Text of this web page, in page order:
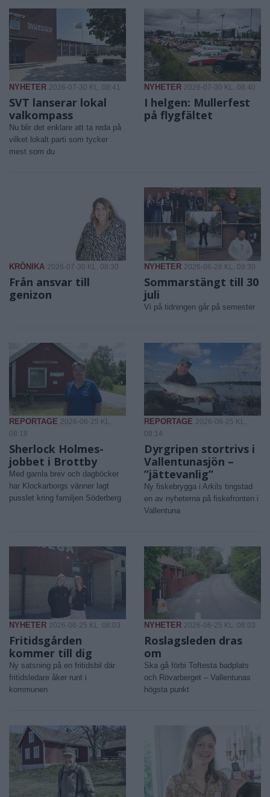
NYHETER 2026-07-30 KL. 08:41
SVT lanserar lokal
valkompass
Nu blir det enklare att ta reda på
vilket lokalt parti som tycker
mest som du
NYHETER 2026-07-30 KL. 08:40
I helgen: Mullerfest
på flygfältet
KRÖNIKA 2026-07-30 KL. 08:30
Från ansvar till
genizon
NYHETER 2026-06-26 KL. 09:30
Sommarstängt till 30
juli
Vi på tidningen går på semester
REPORTAGE 2026-06-25 KL.
08:18
Sherlock Holmes-
jobbet i Brottby
Med gamla brev och dagböcker
har Klockarborgs vänner lagt
pusslet kring familjen Söderberg
REPORTAGE 2026-06-25 KL.
08:14
Dyrgripen stortrivs i
Vallentunasjön –
”jättevanlig”
Ny fiskebrygga i Arkils tingstad
en av nyheterna på fiskefronten i
Vallentuna
NYHETER 2026-06-25 KL. 08:03
Fritidsgården
kommer till dig
Ny satsning på en fritidsbil där
fritidsledare åker runt i
kommunen
NYHETER 2026-06-25 KL. 08:03
Roslagsleden dras
om
Ska gå förbi Toftesta badplats
och Rövarberget – Vallentunas
högsta punkt